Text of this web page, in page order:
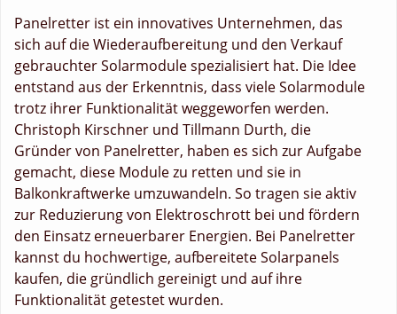
Panelretter ist ein innovatives Unternehmen, das
sich auf die Wiederaufbereitung und den Verkauf
gebrauchter Solarmodule spezialisiert hat. Die Idee
entstand aus der Erkenntnis, dass viele Solarmodule
trotz ihrer Funktionalität weggeworfen werden.
Christoph Kirschner und Tillmann Durth, die
Gründer von Panelretter, haben es sich zur Aufgabe
gemacht, diese Module zu retten und sie in
Balkonkraftwerke umzuwandeln. So tragen sie aktiv
zur Reduzierung von Elektroschrott bei und fördern
den Einsatz erneuerbarer Energien. Bei Panelretter
kannst du hochwertige, aufbereitete Solarpanels
kaufen, die gründlich gereinigt und auf ihre
Funktionalität getestet wurden.